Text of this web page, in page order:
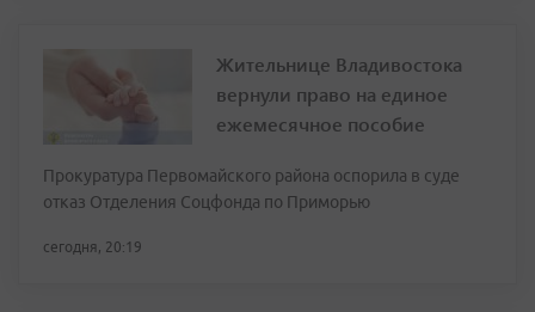
Жительнице Владивостока
вернули право на единое
ежемесячное пособие
Прокуратура Первомайского района оспорила в суде
отказ Отделения Соцфонда по Приморью
сегодня, 20:19